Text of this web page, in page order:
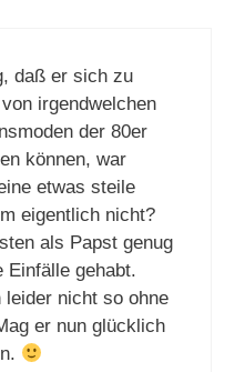
daß er sich zu
irgendwelchen
der 80er
können, war
etwas steile
eigentlich nicht?
als Papst genug
gehabt.
leider nicht so ohne
er nun glücklich